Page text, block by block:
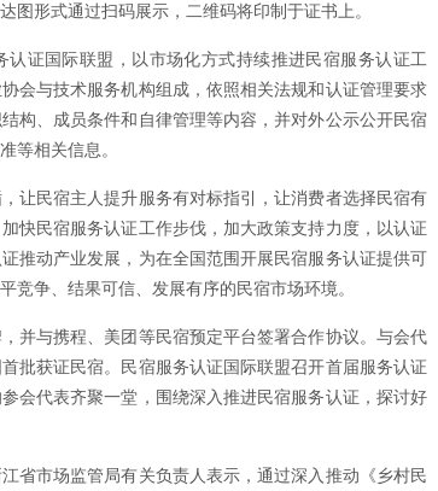
图形式通过扫码展示，二维码将印制于证书上。
证国际联盟，以市场化方式持续推进民宿服务认证工
会与技术服务机构组成，依照相关法规和认证管理要求
构、成员条件和自律管理等内容，并对外公示公开民宿
等相关信息。
让民宿主人提升服务有对标指引，让消费者选择民宿有
快民宿服务认证工作步伐，加大政策支持力度，以认证
推动产业发展，为在全国范围开展民宿服务认证提供可
竞争、结果可信、发展有序的民宿市场环境。
并与携程、美团等民宿预定平台签署合作协议。与会代
批获证民宿。民宿服务认证国际联盟召开首届服务认证
会代表齐聚一堂，围绕深入推进民宿服务认证，探讨好
省市场监管局有关负责人表示，通过深入推动《乡村民